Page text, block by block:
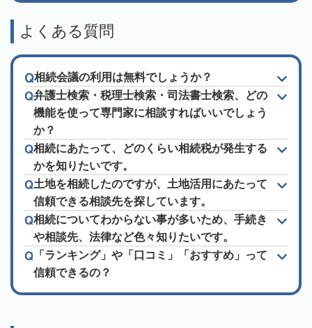
よくある質問
相続会議の利用は無料でしょうか？
弁護士検索・税理士検索・司法書士検索、どの
機能を使って専門家に相談すればいいでしょう
か？
相続にあたって、どのくらい相続税が発生する
かを知りたいです。
土地を相続したのですが、土地活用にあたって
信頼できる相談先を探しています。
相続についてわからない事が多いため、手続き
や相談先、法律など色々知りたいです。
「ランキング」や「口コミ」「おすすめ」って
信頼できるの？